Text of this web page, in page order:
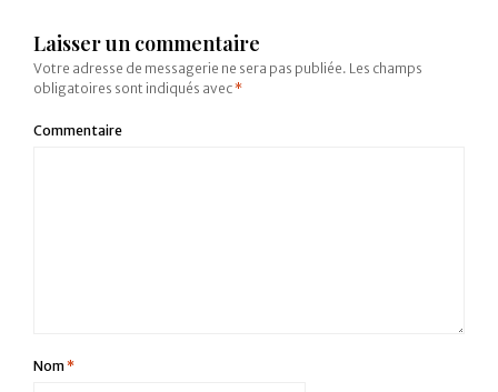
Laisser un commentaire
Votre adresse de messagerie ne sera pas publiée. Les champs
obligatoires sont indiqués avec*
Commentaire
Nom*